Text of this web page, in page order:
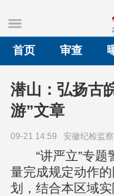
首页
审查
潜山：弘扬古
游”文章
09-21 14:59 安徽纪检监
“讲严立”专
量完成规定动作
划，结合本区域